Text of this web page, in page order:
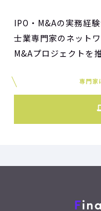
IPO・M&Aの実務経
士業専門家のネット
M&Aプロジェクトを
専門家